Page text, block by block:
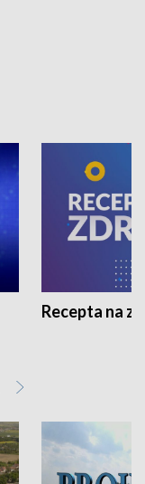
Recepta na